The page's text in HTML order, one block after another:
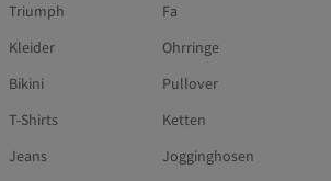
Triumph
Fa
Kleider
Ohrringe
Bikini
Pullover
T-Shirts
Ketten
Jeans
Jogginghosen